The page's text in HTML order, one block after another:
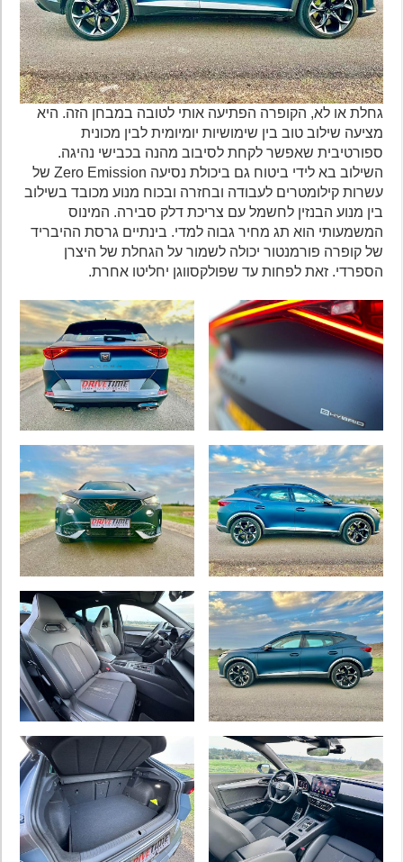
גחלת או לא, הקופרה הפתיעה אותי לטובה במבחן הזה. היא
מציעה שילוב טוב בין שימושיות יומיומית לבין מכונית
ספורטיבית שאפשר לקחת לסיבוב מהנה בכבישי נהיגה.
השילוב בא לידי ביטוח גם ביכולת נסיעה Zero Emission של
עשרות קילומטרים לעבודה ובחזרה ובכוח מנוע מכובד בשילוב
בין מנוע הבנזין לחשמל עם צריכת דלק סבירה. המינוס
המשמעותי הוא תג מחיר גבוה למדי. בינתיים גרסת ההיבריד
של קופרה פורמנטור יכולה לשמור על הגחלת של היצרן
הספרדי. זאת לפחות עד שפולקסווגן יחליטו אחרת.